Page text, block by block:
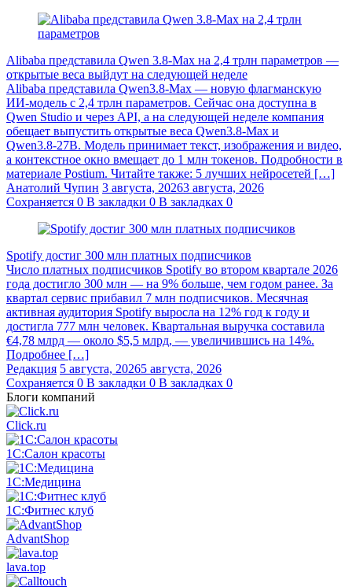
Alibaba представила Qwen 3.8‑Max на 2,4 трлн параметров —
открытые веса выйдут на следующей неделе
Alibaba представила Qwen3.8‑Max — новую флагманскую
ИИ-модель с 2,4 трлн параметров. Сейчас она доступна в
Qwen Studio и через API, а на следующей неделе компания
обещает выпустить открытые веса Qwen3.8‑Max и
Qwen3.8‑27B. Модель принимает текст, изображения и видео,
а контекстное окно вмещает до 1 млн токенов. Подробности в
материале Postium. Читайте также: 5 лучших нейросетей […]
Анатолий Чупин 3 августа, 20263 августа, 2026
Сохраняется 0 В закладки 0 В закладках 0
Spotify достиг 300 млн платных подписчиков
Число платных подписчиков Spotify во втором квартале 2026
года достигло 300 млн — на 9% больше, чем годом ранее. За
квартал сервис прибавил 7 млн подписчиков. Месячная
активная аудитория Spotify выросла на 12% год к году и
достигла 777 млн человек. Квартальная выручка составила
€4,78 млрд — около $5,5 млрд, — увеличившись на 14%.
Подробнее […]
Редакция 5 августа, 20265 августа, 2026
Сохраняется 0 В закладки 0 В закладках 0
Блоги компаний
Click.ru
1С:Салон красоты
1С:Медицина
1С:Фитнес клуб
AdvantShop
lava.top